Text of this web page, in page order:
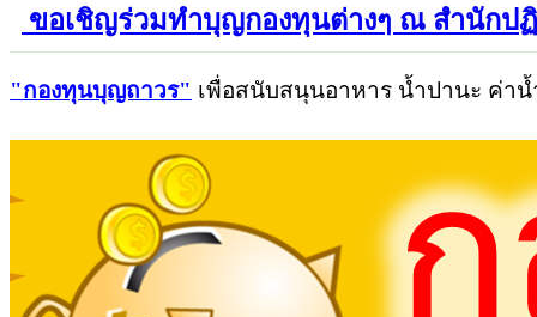
ขอเชิญร่วมทำบุญกองทุนต่างๆ ณ สำนักป
"กองทุนบุญถาวร" เพื่อสนับสนุนอาหาร น้ำปานะ ค่า